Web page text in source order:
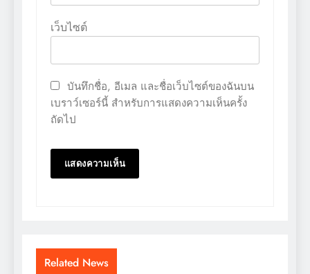
เว็บไซต์
บันทึกชื่อ, อีเมล และชื่อเว็บไซต์ของฉันบน
เบราว์เซอร์นี้ สำหรับการแสดงความเห็นครั้ง
ถัดไป
Related News